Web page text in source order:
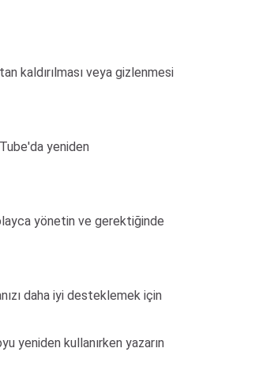
kaldırılması veya gizlenmesi
yeniden
yönetin ve gerektiğinde
daha iyi desteklemek için
yeniden kullanırken yazarın